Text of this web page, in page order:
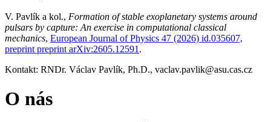
V. Pavlík a kol., Formation of stable exoplanetary systems around
pulsars by capture: An exercise in computational classical
mechanics, European Journal of Physics 47 (2026) id.035607,
preprint preprint arXiv:2605.12591 .
Kontakt: RNDr. Václav Pavlík, Ph.D., vaclav.pavlik@asu.cas.cz
O nás